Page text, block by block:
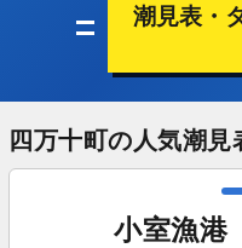
潮見表・
四万十町の人気潮
小室漁港